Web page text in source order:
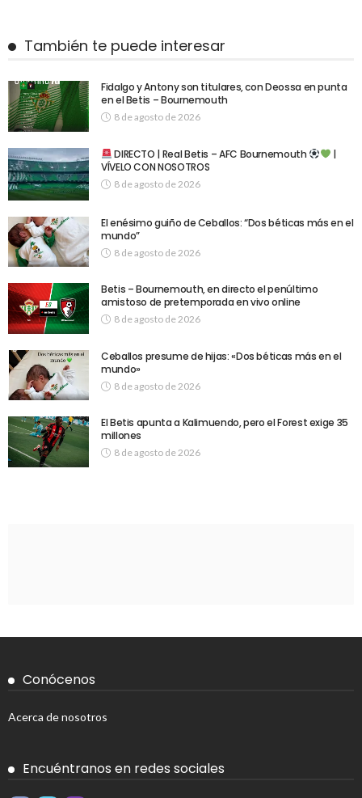
También te puede interesar
Fidalgo y Antony son titulares, con Deossa en punta
en el Betis – Bournemouth
8 de agosto de 2026
DIRECTO | Real Betis – AFC Bournemouth
|
VÍVELO CON NOSOTROS
8 de agosto de 2026
El enésimo guiño de Ceballos: “Dos béticas más en el
mundo”
8 de agosto de 2026
Betis – Bournemouth, en directo el penúltimo
amistoso de pretemporada en vivo online
8 de agosto de 2026
Ceballos presume de hijas: «Dos béticas más en el
mundo»
8 de agosto de 2026
El Betis apunta a Kalimuendo, pero el Forest exige 35
millones
8 de agosto de 2026
Conócenos
Acerca de nosotros
Encuéntranos en redes sociales